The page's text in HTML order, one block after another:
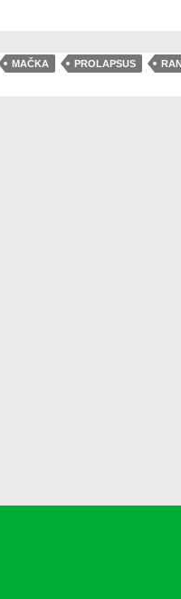
MAČKA PROLAPSUS